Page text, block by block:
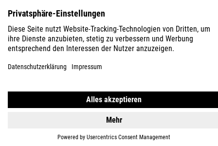
INTERNATIONAL DEUTSCH
© 2026 Privatsphäre-Einstellungen